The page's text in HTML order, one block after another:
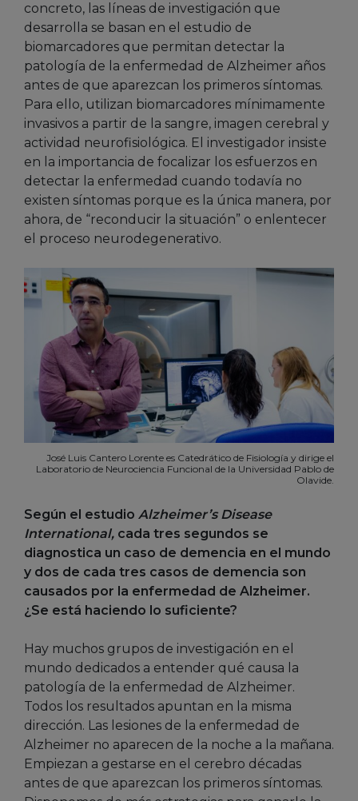
concreto, las líneas de investigación que
desarrolla se basan en el estudio de
biomarcadores que permitan detectar la
patología de la enfermedad de Alzheimer años
antes de que aparezcan los primeros síntomas.
Para ello, utilizan biomarcadores mínimamente
invasivos a partir de la sangre, imagen cerebral y
actividad neurofisiológica. El investigador insiste
en la importancia de focalizar los esfuerzos en
detectar la enfermedad cuando todavía no
existen síntomas porque es la única manera, por
ahora, de “reconducir la situación” o enlentecer
el proceso neurodegenerativo.
José Luis Cantero Lorente es Catedrático de Fisiología y dirige el
Laboratorio de Neurociencia Funcional de la Universidad Pablo de
Olavide.
Según el estudio Alzheimer’s Disease
International, cada tres segundos se
diagnostica un caso de demencia en el mundo
y dos de cada tres casos de demencia son
causados por la enfermedad de Alzheimer.
¿Se está haciendo lo suficiente?
Hay muchos grupos de investigación en el
mundo dedicados a entender qué causa la
patología de la enfermedad de Alzheimer.
Todos los resultados apuntan en la misma
dirección. Las lesiones de la enfermedad de
Alzheimer no aparecen de la noche a la mañana.
Empiezan a gestarse en el cerebro décadas
antes de que aparezcan los primeros síntomas.